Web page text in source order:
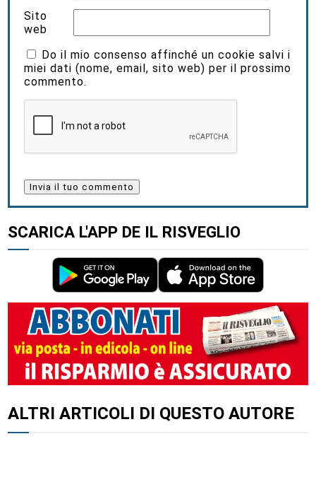
Sito
web
Do il mio consenso affinché un cookie salvi i
miei dati (nome, email, sito web) per il prossimo
commento.
SCARICA L'APP DE IL RISVEGLIO
ALTRI ARTICOLI DI QUESTO AUTORE